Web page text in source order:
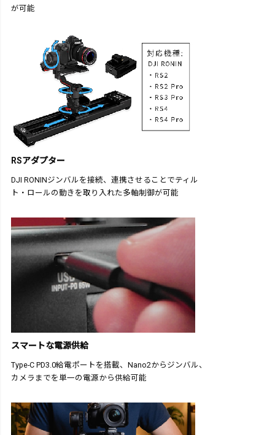
が可能
RSアダプター
DJI RONINジンバルを接続、連携させることでティル
ト・ロールの動きを取り入れた多軸制御が可能
スマートな電源供給
Type-C PD3.0給電ポートを搭載、Nano2からジンバル、
カメラまでを単一の電源から供給可能